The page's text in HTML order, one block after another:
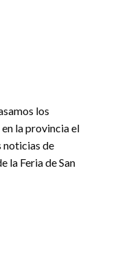
los
la provincia el
noticias de
la Feria de San